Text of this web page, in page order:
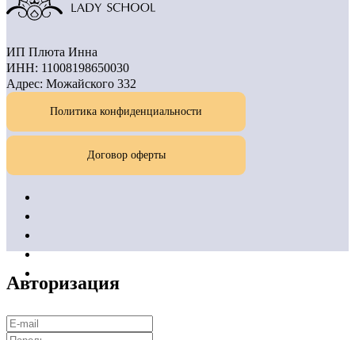
ИП Плюта Инна
ИНН: 11008198650030
Адрес: Можайского 332
Политика конфиденциальности
Договор оферты
Авторизация